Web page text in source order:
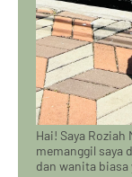
Hai! Saya
memanggil saya
dan wanita